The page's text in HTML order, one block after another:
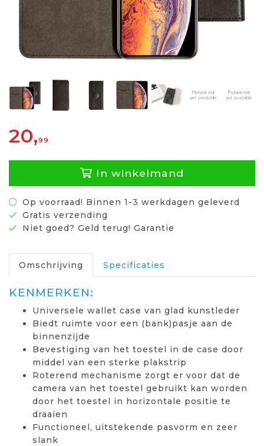
20,99
In winkelmand
Op voorraad! Binnen 1-3 werkdagen geleverd
Gratis verzending
Niet goed? Geld terug! Garantie
Omschrijving Specificaties
KENMERKEN:
Universele wallet case van glad kunstleder
Biedt ruimte voor een (bank)pasje aan de
binnenzijde
Bevestiging van het toestel in de case door
middel van een sterke plakstrip
Roterend mechanisme zorgt er voor dat de
camera van het toestel gebruikt kan worden
door het toestel in horizontale positie te
draaien
Functioneel, uitstekende pasvorm en zeer
slank